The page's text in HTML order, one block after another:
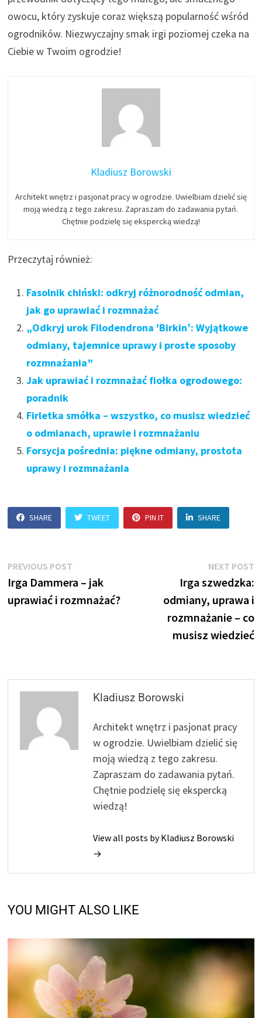
owocu, który zyskuje coraz większą popularność wśród
ogrodników. Niezwyczajny smak irgi poziomej czeka na
Ciebie w Twoim ogrodzie!
Kladiusz Borowski
Architekt wnętrz i pasjonat pracy w ogrodzie. Uwielbiam dzielić się
moją wiedzą z tego zakresu. Zapraszam do zadawania pytań.
Chętnie podzielę się ekspercką wiedzą!
Przeczytaj również:
Fasolnik chiński: odkryj różnorodność odmian,
jak go uprawiać i rozmnażać
„Odkryj urok Filodendrona 'Birkin’: Wyjątkowe
odmiany, tajemnice uprawy i proste sposoby
rozmnażania”
Jak uprawiać i rozmnażać fiołka ogrodowego:
poradnik
Firletka smółka – wszystko, co musisz wiedzieć
o odmianach, uprawie i rozmnażaniu
Forsycja pośrednia: piękne odmiany, prostota
uprawy i rozmnażania
SHARE TWEET PIN IT SHARE
Nawigacja
wpisu
PREVIOUS POST
post:
Irga Dammera – jak
uprawiać i rozmnażać?
NEXT POST
Irga szwedzka:
odmiany, uprawa i
rozmnażanie – co
musisz wiedzieć
Kladiusz Borowski
Architekt wnętrz i pasjonat pracy
w ogrodzie. Uwielbiam dzielić się
moją wiedzą z tego zakresu.
Zapraszam do zadawania pytań.
Chętnie podzielę się ekspercką
wiedzą!
View all posts by Kladiusz Borowski
→
YOU MIGHT ALSO LIKE